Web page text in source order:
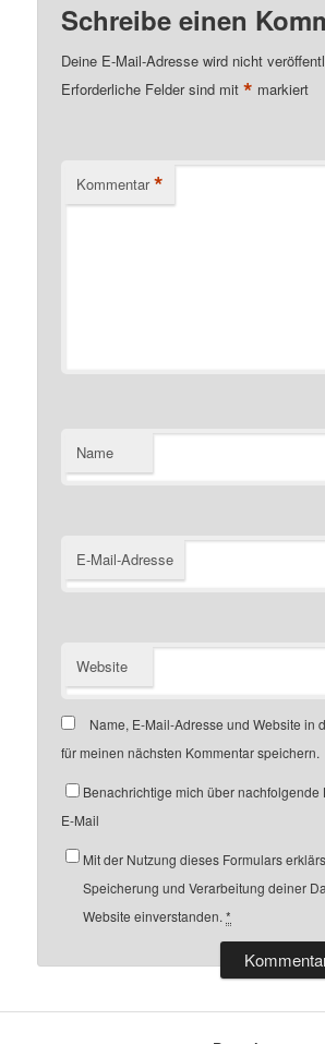
Schreibe einen
Deine E-Mail-Adresse wird nicht
Erforderliche Felder sind mit* markiert
Kommentar *
Name
E-Mail-Adresse
Website
Name, E-Mail-Adresse und Website in
für meinen nächsten Kommentar speichern.
Benachrichtige mich über nachfolgende
E-Mail
Mit der Nutzung dieses Formulars
Speicherung und Verarbeitung deiner
Website einverstanden.*